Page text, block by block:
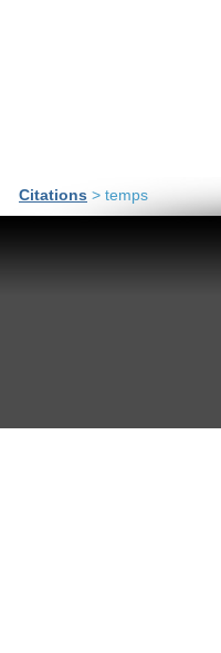
Citations > temps